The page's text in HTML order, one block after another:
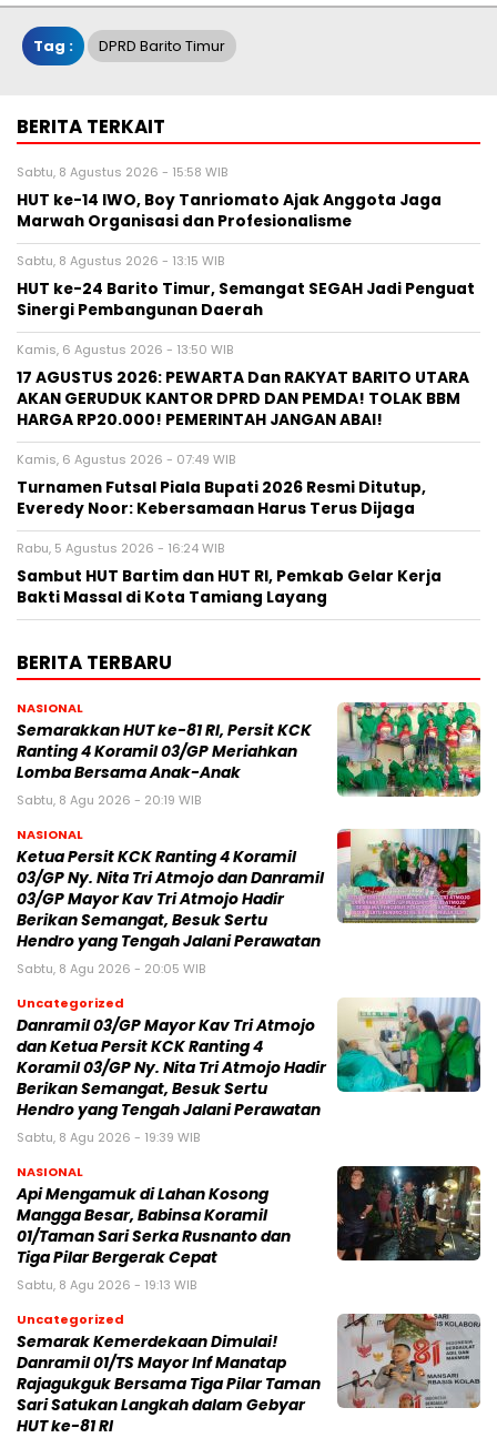
Tag : DPRD Barito Timur
BERITA TERKAIT
Sabtu, 8 Agustus 2026 - 15:58 WIB
HUT ke-14 IWO, Boy Tanriomato Ajak Anggota Jaga
Marwah Organisasi dan Profesionalisme
Sabtu, 8 Agustus 2026 - 13:15 WIB
HUT ke-24 Barito Timur, Semangat SEGAH Jadi Penguat
Sinergi Pembangunan Daerah
Kamis, 6 Agustus 2026 - 13:50 WIB
17 AGUSTUS 2026: PEWARTA Dan RAKYAT BARITO UTARA
AKAN GERUDUK KANTOR DPRD DAN PEMDA! TOLAK BBM
HARGA RP20.000! PEMERINTAH JANGAN ABAI!
Kamis, 6 Agustus 2026 - 07:49 WIB
Turnamen Futsal Piala Bupati 2026 Resmi Ditutup,
Everedy Noor: Kebersamaan Harus Terus Dijaga
Rabu, 5 Agustus 2026 - 16:24 WIB
Sambut HUT Bartim dan HUT RI, Pemkab Gelar Kerja
Bakti Massal di Kota Tamiang Layang
BERITA TERBARU
NASIONAL
Semarakkan HUT ke-81 RI, Persit KCK
Ranting 4 Koramil 03/GP Meriahkan
Lomba Bersama Anak-Anak
Sabtu, 8 Agu 2026 - 20:19 WIB
NASIONAL
Ketua Persit KCK Ranting 4 Koramil
03/GP Ny. Nita Tri Atmojo dan Danramil
03/GP Mayor Kav Tri Atmojo Hadir
Berikan Semangat, Besuk Sertu
Hendro yang Tengah Jalani Perawatan
Sabtu, 8 Agu 2026 - 20:05 WIB
Uncategorized
Danramil 03/GP Mayor Kav Tri Atmojo
dan Ketua Persit KCK Ranting 4
Koramil 03/GP Ny. Nita Tri Atmojo Hadir
Berikan Semangat, Besuk Sertu
Hendro yang Tengah Jalani Perawatan
Sabtu, 8 Agu 2026 - 19:39 WIB
NASIONAL
Api Mengamuk di Lahan Kosong
Mangga Besar, Babinsa Koramil
01/Taman Sari Serka Rusnanto dan
Tiga Pilar Bergerak Cepat
Sabtu, 8 Agu 2026 - 19:13 WIB
Uncategorized
Semarak Kemerdekaan Dimulai!
Danramil 01/TS Mayor Inf Manatap
Rajagukguk Bersama Tiga Pilar Taman
Sari Satukan Langkah dalam Gebyar
HUT ke-81 RI